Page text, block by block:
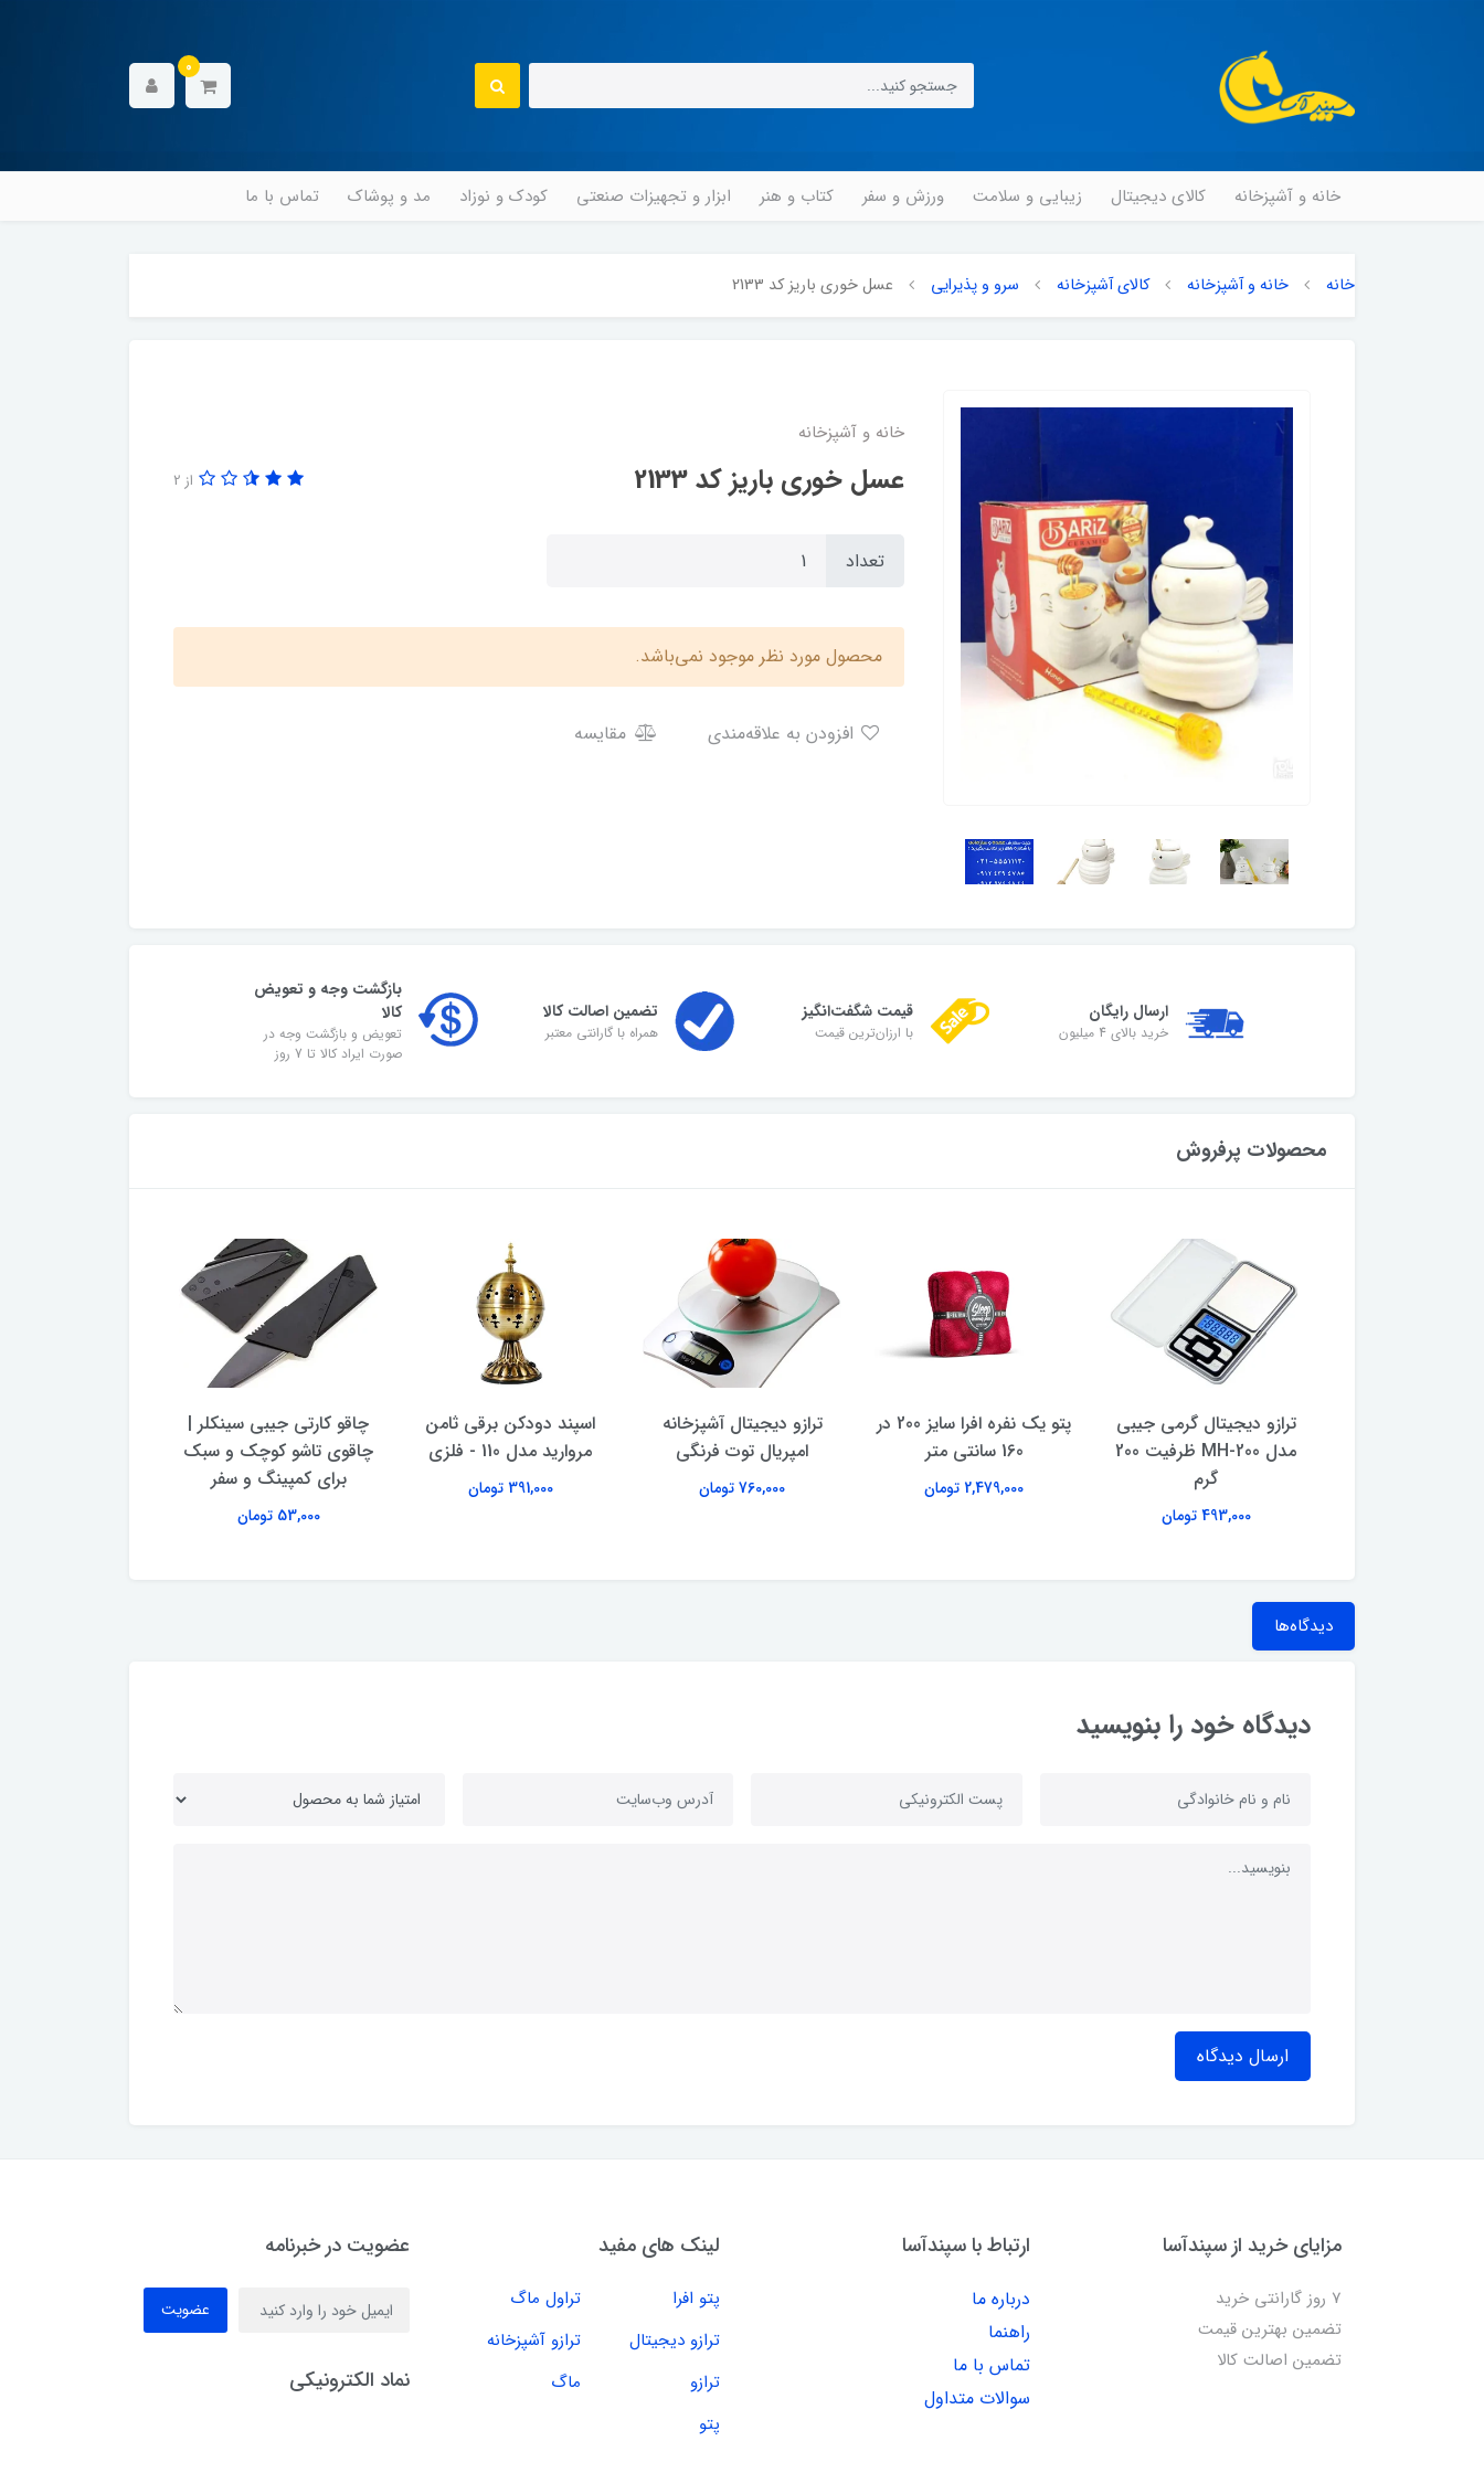
0
خانه و آشپزخانه کالای دیجیتال زیبایی و سلامت ورزش و سفر کتاب و هنر ابزار و تجهیزات صنعتی کودک و نوزاد مد و پوشاک تماس با ما
خانه خانه و آشپزخانه کالای آشپزخانه سرو و پذیرایی عسل خوری باریز کد 2133
خانه و آشپزخانه
عسل خوری باریز کد 2133 از 2
تعداد
محصول مورد نظر موجود نمی‌باشد.
مقایسه
ارسال رایگان
خرید بالای 4 میلیون
قیمت شگفت‌انگیز
با ارزان‌ترین قیمت
تضمین اصالت کالا
همراه با گارانتی معتبر
بازگشت وجه و تعویض
کالا
تعویض و بازگشت وجه در
صورت ایراد کالا تا 7 روز
محصولات پرفروش
ترازو دیجیتال گرمی جیبی
مدل MH-200 ظرفیت 200
گرم
493,000 تومان
پتو یک نفره افرا سایز 200 در
160 سانتی متر
2,479,000 تومان
ترازو دیجیتال آشپزخانه
امپریال توت فرنگی
760,000 تومان
اسپند دودکن برقی ثامن
مروارید مدل 110 - فلزی
391,000 تومان
چاقو کارتی جیبی سینکلر |
چاقوی تاشو کوچک و سبک
برای کمپینگ و سفر
53,000 تومان
دیدگاه‌ها
دیدگاه خود را بنویسید
ارسال دیدگاه
مزایای خرید از سپندآسا
7 روز گارانتی خرید
تضمین بهترین قیمت
تضمین اصالت کالا
ارتباط با سپندآسا
درباره ما
راهنما
تماس با ما
سوالات متداول
لینک های مفید
پتو افرا
تراول ماگ
ترازو دیجیتال
ترازو آشپزخانه
ترازو
ماگ
پتو
عضویت در خبرنامه
عضویت
نماد الکترونیکی